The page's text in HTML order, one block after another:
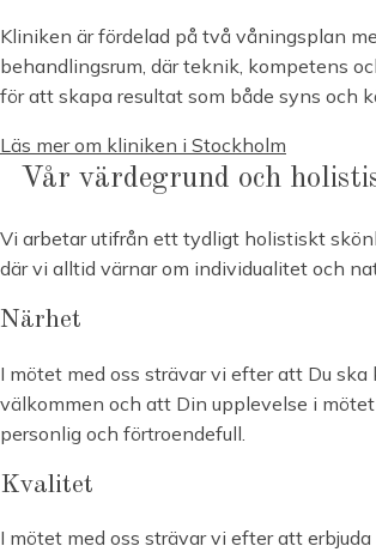
Kliniken är fördelad på två våningsplan
behandlingsrum, där teknik, kompetens
för att skapa resultat som både syns och
Läs mer om kliniken i Stockholm
Vår värdegrund och
Vi arbetar utifrån ett tydligt holistiskt
där vi alltid värnar om individualitet och
Närhet
I mötet med oss strävar vi efter att Du
välkommen och att Din upplevelse i
personlig och förtroendefull.
Kvalitet
I mötet med oss strävar vi efter att